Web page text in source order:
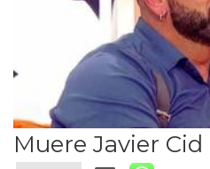
Muere Javier